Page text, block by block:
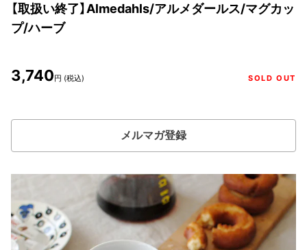
【取扱い終了】Almedahls/アルメダールス/マグカッ
プ/ハーブ
3,740円 (税込) SOLD OUT
メルマガ登録